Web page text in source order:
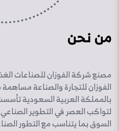
من نحن
مصنع شركة الفوزان للصناعات
الفوزان للتجارة والصناعة
لتواكب العصر في التطوير
السوق بما يتناسب مع التطور